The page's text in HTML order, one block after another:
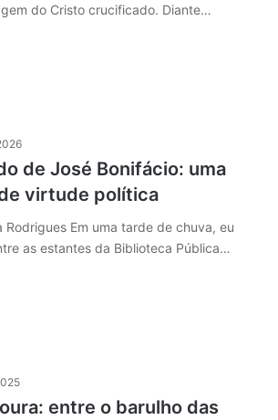
do Cristo crucificado. Diante…
de José Bonifácio: uma
virtude política
Rodrigues Em uma tarde de chuva, eu
as estantes da Biblioteca Pública…
entre o barulho das